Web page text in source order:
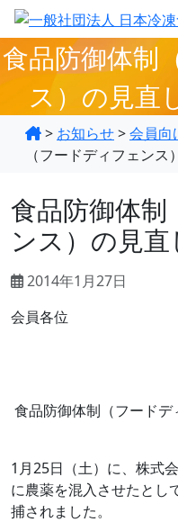
食品防御体制
ス）の見直
> お知らせ>会員向
（フードディフェン
食品防御体制
ンス）の見
2014年1月27日
会員各位
食品防御体制（フード
1月25日（土）に、株式
に農薬を混入させたとし
捕されました。